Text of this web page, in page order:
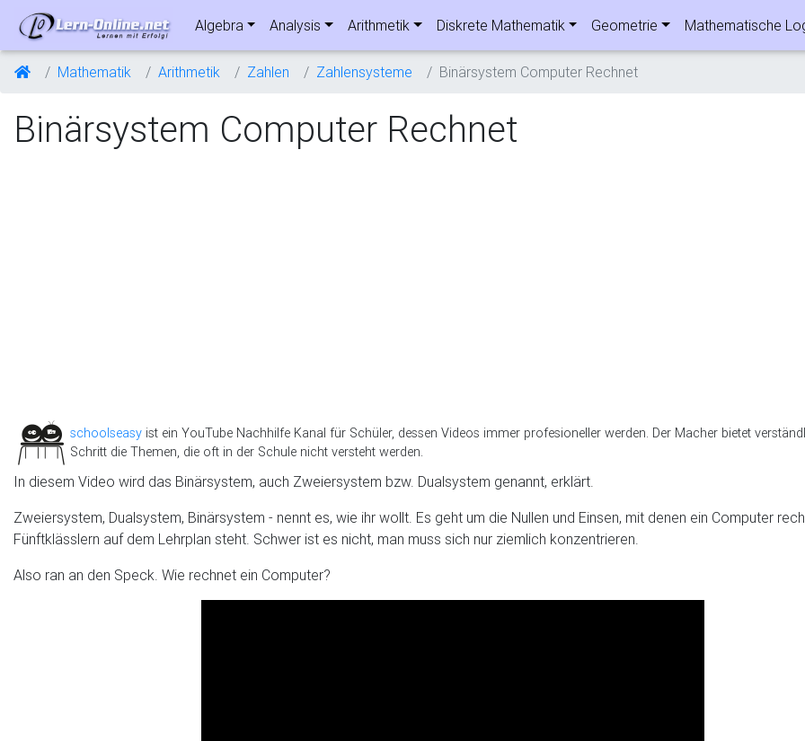
Algebra Analysis Arithmetik Diskrete Mathematik Geometrie Mathematische
Mathematik Arithmetik Zahlen Zahlensysteme Binärsystem Computer Rechnet
Binärsystem Computer Rechnet
schoolseasy ist ein YouTube Nachhilfe Kanal für Schüler, dessen Videos immer profesioneller werden. Der Macher bietet
Schritt die Themen, die oft in der Schule nicht versteht werden.
In diesem Video wird das Binärsystem, auch Zweiersystem bzw. Dualsystem genannt, erklärt.
Zweiersystem, Dualsystem, Binärsystem - nennt es, wie ihr wollt. Es geht um die Nullen und Einsen, mit denen ein Computer
Fünftklässlern auf dem Lehrplan steht. Schwer ist es nicht, man muss sich nur ziemlich konzentrieren.
Also ran an den Speck. Wie rechnet ein Computer?